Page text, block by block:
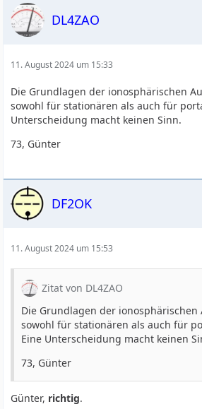
DL4ZAO
11. August 2024 um 15:33
Die Grundlagen der ionosphärischen
sowohl für stationären als auch für
Unterscheidung macht keinen Sinn.
73, Günter
DF2OK
11. August 2024 um 15:53
Zitat von DL4ZAO
Die Grundlagen der
sowohl für stationären als auch für
Eine Unterscheidung macht keinen
73, Günter
Günter, richtig.